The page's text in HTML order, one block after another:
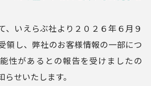
、いえらぶ社より２０２６年６月９
領し、弊社のお客様情報の一部につ
性があるとの報告を受けましたの
せいたします。